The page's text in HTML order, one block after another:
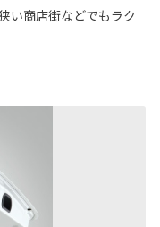
い商店街などでもラク